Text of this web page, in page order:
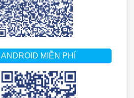
MIỄN PHÍ